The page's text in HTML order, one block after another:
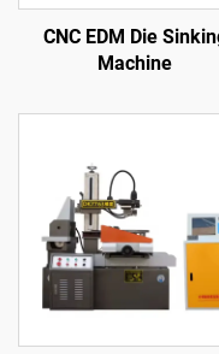
CNC EDM Die
Machine